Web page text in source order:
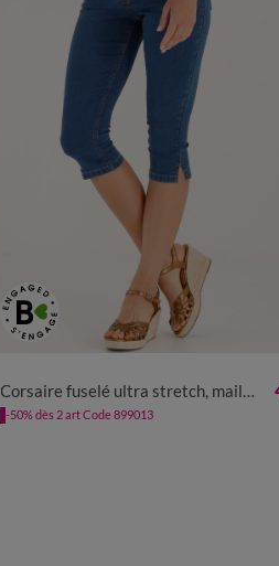
Corsaire fuselé ultra stretch, maille effet jean
-50% dès 2 art Code 899013